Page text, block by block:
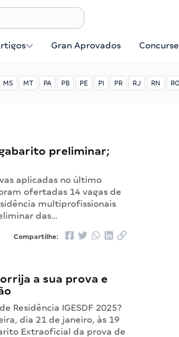
Gran Aprovados
MS MT PA PB PE PI PR RJ RN RO
gabarito preliminar;
aplicadas no último
ofertadas 14 vagas de
multiprofissionais
das…
Compartilhe:
a sua prova e
Residência IGESDF 2025?
dia 21 de janeiro, às 19
Extraoficial da prova de